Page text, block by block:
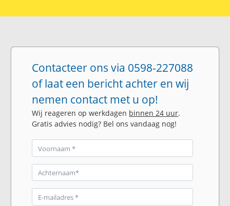
Contacteer ons via 0598-227088
of laat een bericht achter en wij
nemen contact met u op!
Wij reageren op werkdagen binnen 24 uur.
Gratis advies nodig? Bel ons vandaag nog!